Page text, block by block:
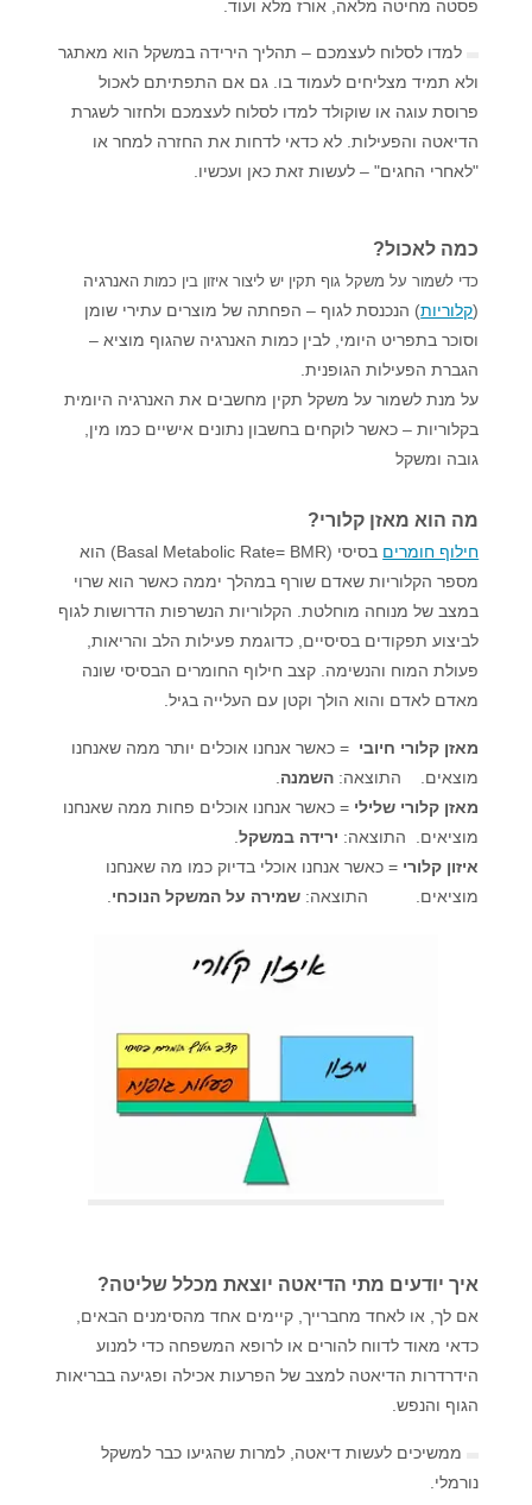
פסטה מחיטה מלאה, אורז מלא ועוד.
למדו לסלוח לעצמכם – תהליך הירידה במשקל הוא מאתגר
ולא תמיד מצליחים לעמוד בו. גם אם התפתיתם לאכול
פרוסת עוגה או שוקולד למדו לסלוח לעצמכם ולחזור לשגרת
הדיאטה והפעילות. לא כדאי לדחות את החזרה למחר או
"לאחרי החגים" – לעשות זאת כאן ועכשיו.
כמה לאכול?
כדי לשמור על משקל גוף תקין יש ליצור איזון בין כמות האנרגיה
(קלוריות) הנכנסת לגוף – הפחתה של מוצרים עתירי שומן
וסוכר בתפריט היומי, לבין כמות האנרגיה שהגוף מוציא –
הגברת הפעילות הגופנית.
על מנת לשמור על משקל תקין מחשבים את האנרגיה היומית
בקלוריות – כאשר לוקחים בחשבון נתונים אישיים כמו מין,
גובה ומשקל
מה הוא מאזן קלורי?
חילוף חומרים
בסיסי (Basal Metabolic Rate= BMR) הוא
מספר הקלוריות שאדם שורף במהלך יממה כאשר הוא שרוי
במצב של מנוחה מוחלטת. הקלוריות הנשרפות הדרושות לגוף
לביצוע תפקודים בסיסיים, כדוגמת פעילות הלב והריאות,
פעולת המוח והנשימה. קצב חילוף החומרים הבסיסי שונה
מאדם לאדם והוא הולך וקטן עם העלייה בגיל.
מאזן קלורי חיובי = כאשר אנחנו אוכלים יותר ממה שאנחנו
מוצאים. התוצאה: השמנה
מאזן קלורי שלילי = כאשר אנחנו אוכלים פחות ממה שאנחנו
מוציאים. התוצאה: ירידה במשקל.
איזון קלורי = כאשר אנחנו אוכלי בדיוק כמו מה שאנחנו
מוציאים. התוצאה: שמירה על המשקל הנוכחי
איך יודעים מתי הדיאטה יוצאת מכלל שליטה?
אם לך, או לאחד מחברייך, קיימים אחד מהסימנים הבאים,
כדאי מאוד לדווח להורים או לרופא המשפחה כדי למנוע
הידרדרות הדיאטה למצב של הפרעות אכילה ופגיעה בבריאות
הגוף והנפש.
ממשיכים לעשות דיאטה, למרות שהגיעו כבר למשקל
נורמלי.